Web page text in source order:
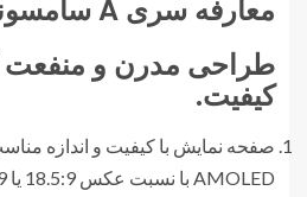
معارفه سری A سامسونگ:
طراحی مدرن و منفعت
کیفیت.
AMOLED با نسبت عکس 18.5:9 یا 20:9.